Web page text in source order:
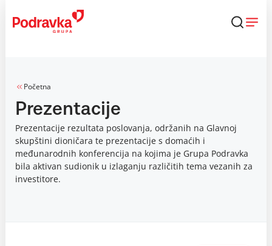
content
Početna
Prezentacije
Prezentacije rezultata poslovanja, održanih na Glavnoj
skupštini dioničara te prezentacije s domaćih i
međunarodnih konferencija na kojima je Grupa Podravka
bila aktivan sudionik u izlaganju različitih tema vezanih za
investitore.